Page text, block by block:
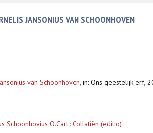
JANSONIUS VAN SCHOONHOVEN
van Schoonhoven, in: Ons geestelijk erf,
Schoonhovius O.Cart.: Collatiën (editio)